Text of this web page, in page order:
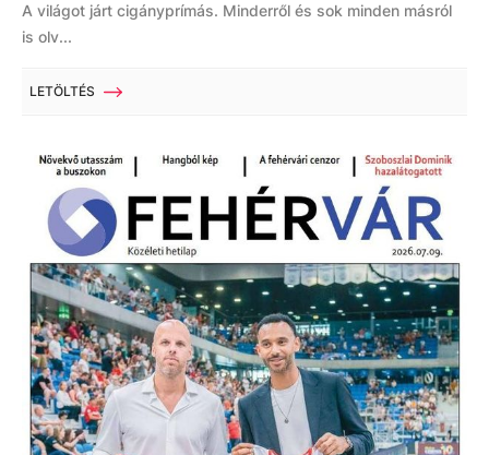
A világot járt cigányprímás. Minderről és sok minden másról
is olv...
LETÖLTÉS